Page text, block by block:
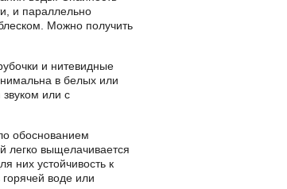
и параллельно
Можно получить
и нитевидные
в белых или
или с
обоснованием
легко выщелачивается
них устойчивость к
воде или